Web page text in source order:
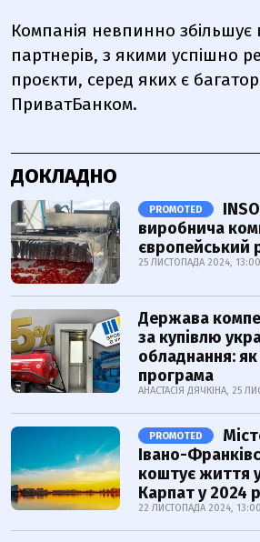
Компанія невпинно збільшує
партнерів, з якими успішно
проєкти, серед яких є
ПриватБанком.
ДОКЛАДНО
PROMOTED
виробнича
європейський
25 ЛИСТОПАДА 2024, 13:00
Держава
за купівлю
обладнання:
програма
АНАСТАСІЯ ДЯЧКІНА, 25
PROMOTED
Івано-
коштує життя
Карпат у 2024
22 ЛИСТОПАДА 2024, 13:00